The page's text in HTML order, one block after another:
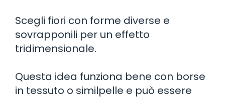
Scegli fiori con forme diverse e
sovrapponili per un effetto
tridimensionale.
Questa idea funziona bene con borse
in tessuto o similpelle e può essere